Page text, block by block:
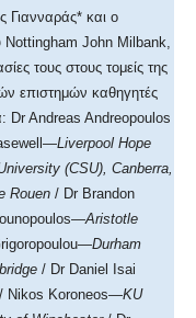
Γιανναράς* και ο
Nottingham John Milbank,
τους στους τομείς της
επιστημών καθηγητές
Dr Andreas Andreopoulos
Liverpool Hope
(CSU), Canberra,
Rouen / Dr Brandon
Aristotle
Durham
/ Dr Daniel Isai
/ Nikos Koroneos—KU